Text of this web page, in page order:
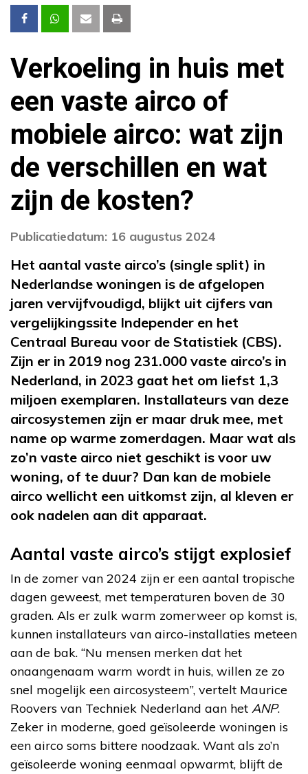
Verkoeling in huis met
een vaste airco of
mobiele airco: wat zijn
de verschillen en wat
zijn de kosten?
Publicatiedatum: 16 augustus 2024
Het aantal vaste airco’s (single split) in
Nederlandse woningen is de afgelopen
jaren vervijfvoudigd, blijkt uit cijfers van
vergelijkingssite Independer en het
Centraal Bureau voor de Statistiek (CBS).
Zijn er in 2019 nog 231.000 vaste airco’s in
Nederland, in 2023 gaat het om liefst 1,3
miljoen exemplaren. Installateurs van deze
aircosystemen zijn er maar druk mee, met
name op warme zomerdagen. Maar wat als
zo’n vaste airco niet geschikt is voor uw
woning, of te duur? Dan kan de mobiele
airco wellicht een uitkomst zijn, al kleven er
ook nadelen aan dit apparaat.
Aantal vaste airco’s stijgt explosief
In de zomer van 2024 zijn er een aantal tropische
dagen geweest, met temperaturen boven de 30
graden. Als er zulk warm zomerweer op komst is,
kunnen installateurs van airco-installaties meteen
aan de bak. “Nu mensen merken dat het
onaangenaam warm wordt in huis, willen ze zo
snel mogelijk een aircosysteem”, vertelt Maurice
Roovers van Techniek Nederland aan het ANP.
Zeker in moderne, goed geïsoleerde woningen is
een airco soms bittere noodzaak. Want als zo’n
geïsoleerde woning eenmaal opwarmt, blijft de